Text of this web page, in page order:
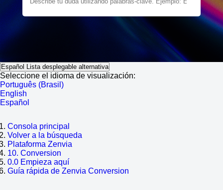
Español Lista desplegable alternativa
Seleccione el idioma de visualización:
Português (Brasil)
English
Español
Consola principal
Volver a la búsqueda
Plataforma Zenvia
10. Conversion
0.0 Empieza aquí
Guía rápida de Zenvia Conversion